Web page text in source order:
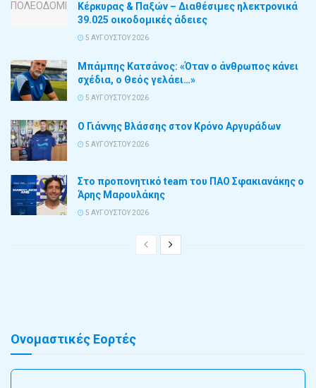
Κέρκυρας & Παξών – Διαθέσιμες ηλεκτρονικά
39.025 οικοδομικές άδειες
5 ΑΥΓΟΎΣΤΟΥ 2026
Μπάμπης Κατσάνος: «Όταν ο άνθρωπος κάνει
σχέδια, ο Θεός γελάει…»
5 ΑΥΓΟΎΣΤΟΥ 2026
Ο Γιάννης Βλάσσης στον Κρόνο Αργυράδων
5 ΑΥΓΟΎΣΤΟΥ 2026
Στο προπονητικό team του ΠΑΟ Σφακιανάκης ο
Άρης Μαρουλάκης
5 ΑΥΓΟΎΣΤΟΥ 2026
Ονομαστικές Εορτές